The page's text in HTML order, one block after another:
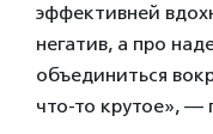
эффективней
негатив, а про
объединиться
что-то крутое», —